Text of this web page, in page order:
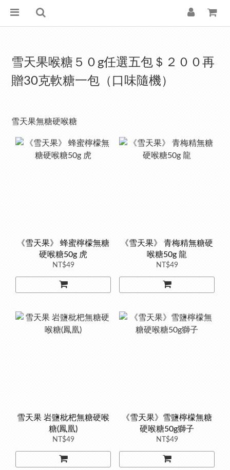
雪天果喉糖５０g任選五包＄２００再
贈30克軟糖一包（口味隨機）
雪天果無糖硬喉糖
《雪天果》 蜂蜜檸檬無糖
硬喉糖50g 虎
NT$49
《雪天果》 青梅精無糖硬
喉糖50g 龍
NT$49
雪天果 岩鹽枇杷無糖硬喉
糖(鳳凰)
NT$49
《雪天果》雪鹽檸檬無糖
硬喉糖50g獅子
NT$49